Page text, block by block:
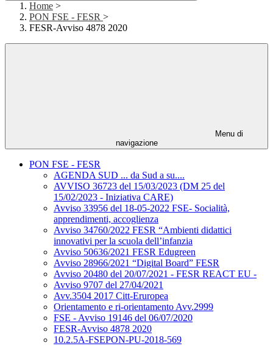
Home >
PON FSE - FESR >
FESR-Avviso 4878 2020
Menu di
navigazione
PON FSE - FESR
AGENDA SUD ... da Sud a su....
AVVISO 36723 del 15/03/2023 (DM 25 del
15/02/2023 - Iniziativa CARE)
Avviso 33956 del 18-05-2022 FSE- Socialità,
apprendimenti, accoglienza
Avviso 34760/2022 FESR “Ambienti didattici
innovativi per la scuola dell’infanzia
Avviso 50636/2021 FESR Edugreen
Avviso 28966/2021 “Digital Board” FESR
Avviso 20480 del 20/07/2021 - FESR REACT EU -
Avviso 9707 del 27/04/2021
Avv.3504 2017 Citt-Eruropea
Orientamento e ri-orientamento Avv.2999
FSE - Avviso 19146 del 06/07/2020
FESR-Avviso 4878 2020
10.2.5A-FSEPON-PU-2018-569